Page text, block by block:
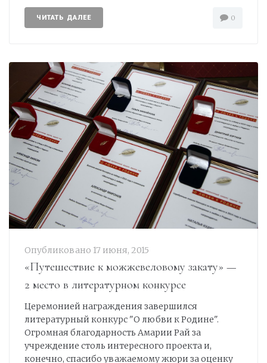
ЧИТАТЬ ДАЛЕЕ 0
Опубликовано 17 июня, 2015
«Путешествие к можжевеловому закату» —
2 место в литературном конкурсе
Церемонией награждения завершился
литературный конкурс "О любви к Родине".
Огромная благодарность Амарии Рай за
учреждение столь интересного проекта и,
конечно, спасибо уважаемому жюри за оценку